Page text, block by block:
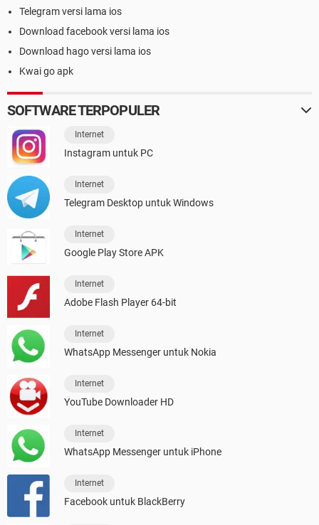
Telegram versi lama ios
Download facebook versi lama ios
Download hago versi lama ios
Kwai go apk
SOFTWARE TERPOPULER
Internet
Instagram untuk PC
Internet
Telegram Desktop untuk Windows
Internet
Google Play Store APK
Internet
Adobe Flash Player 64-bit
Internet
WhatsApp Messenger untuk Nokia
Internet
YouTube Downloader HD
Internet
WhatsApp Messenger untuk iPhone
Internet
Facebook untuk BlackBerry